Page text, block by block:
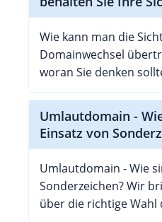
Wie kann man die
Domainwechsel
woran Sie denken
Umlautdomain -
Einsatz von
Umlautdomain - Wie
Sonderzeichen? Wir
über die richtige Wahl